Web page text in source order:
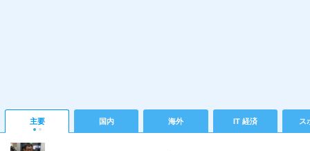
主要 国内 海外 IT 経済 ス